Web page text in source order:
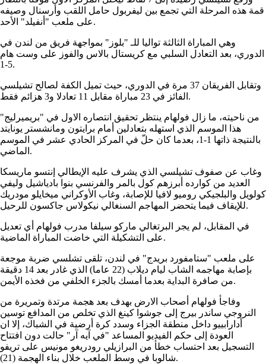
قمة هذه المرحلة التي تجمع بين ليفربول حامل اللقب وأرسنال وصيفه
على ملعب "أنفيلد" الأحد.
وهي المباراة الثالثة تواليا للـ "بلوز" بمواجهة فريق من لندن في
الدوري، بعد التعادل السلبي مع كريستال بالاس والفوز على وست هام
5-1.
وتقابل الفريقان 37 مرة في الدوري، حيث تميل الكفة لصالح تشيلسي
الفائز في 23 مباراة مقابل 11 تعادلا و3 هزائم فقط.
من ناحيته، ما زال فولهام ينتظر تحقيق انتصاره الاول في "بريميرليج"
هذا الموسم الذي استهله بتعادلين أمام برايتون ومانشستر يونايتد
بالنتيجة ذاتها 1-1، بعدما كان حلّ في المركز الحادي عشر في الموسم
الماضي.
وغاب عن صفوف تشيلسي الذي يشرف عليه الإيطالي إنتسو ماريسكا
العديد من كوارده أبرزهم كول بالمر والفرنسي بنوا بادياشيل وليفي
كولويل والبلجيكي روميو لافيا للإصابة، وغاب الأوكراني ميخايلو مودريك
للإيقاف فيما يتحضر المهاجم السنغالي نيكولاس جاكسون للرحيل.
في المقابل، لم يجر البرتغالي ماركو سيلفا مدرب فولهام أي تعديل
على التشكيلة التي خاضت المباراة الماضية.
على ملعب "ستامفورد بريدج" في لندن، تلقى تشلسي ضربة موجعة
بإصابة مهاجمه الشاب ليام ديلاب (22 عاما) الذي غادر بعد 14 دقيقة
من صافرة البداية بعدما أمسك بالجزء الخلفي من فخذه الأيمن.
وفاجأ فولهام أصحاب الارض بهدف بعد هجمة مرتدة وتمريرة من
النروجي ساندر بيرج إلى جوشوا كينغ الذي تخلص من المدافع توسين
أدارابييو داخل منطقة الجزاء وسدد كرة أرضية في الشباك، إلا ان
العودة إلى حكم الفيديو المساعد "في آيه آر" حالت دون افتتاح
التسجيل بعد احتساب خطأ من البرازيلي رودريغو مونيس على تريفو
شالوبا في وسط الملعب خلال بناء الهجمة (21).